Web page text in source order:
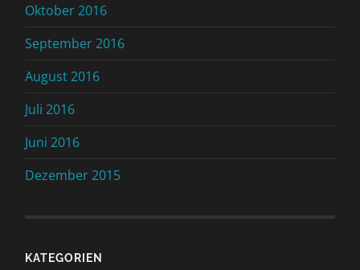
Oktober 2016
September 2016
August 2016
Juli 2016
Juni 2016
Dezember 2015
KATEGORIEN